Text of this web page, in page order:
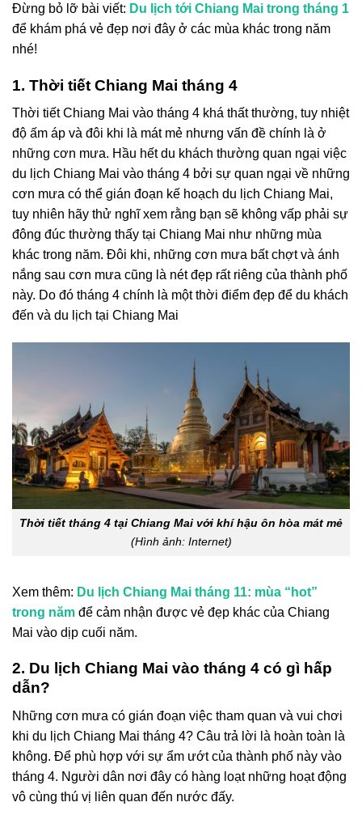
Đừng bỏ lỡ bài viết: Du lịch tới Chiang Mai trong tháng 1
để khám phá vẻ đẹp nơi đây ở các mùa khác trong năm
nhé!
1. Thời tiết Chiang Mai tháng 4
Thời tiết Chiang Mai vào tháng 4 khá thất thường, tuy nhiệt
độ ấm áp và đôi khi là mát mẻ nhưng vấn đề chính là ở
những cơn mưa. Hầu hết du khách thường quan ngại việc
du lịch Chiang Mai vào tháng 4 bởi sự quan ngại về những
cơn mưa có thể gián đoạn kế hoạch du lịch Chiang Mai,
tuy nhiên hãy thử nghĩ xem rằng bạn sẽ không vấp phải sự
đông đúc thường thấy tại Chiang Mai như những mùa
khác trong năm. Đôi khi, những cơn mưa bất chợt và ánh
nắng sau cơn mưa cũng là nét đẹp rất riêng của thành phố
này. Do đó tháng 4 chính là một thời điểm đẹp để du khách
đến và du lịch tại Chiang Mai
Thời tiết tháng 4 tại Chiang Mai với khí hậu ôn hòa mát mẻ
(Hình ảnh: Internet)
Xem thêm: Du lịch Chiang Mai tháng 11: mùa “hot”
trong năm để cảm nhận được vẻ đẹp khác của Chiang
Mai vào dịp cuối năm.
2. Du lịch Chiang Mai vào tháng 4 có gì hấp
dẫn?
Những cơn mưa có gián đoạn việc tham quan và vui chơi
khi du lịch Chiang Mai tháng 4? Câu trả lời là hoàn toàn là
không. Để phù hợp với sự ẩm ướt của thành phố này vào
tháng 4. Người dân nơi đây có hàng loạt những hoạt động
vô cùng thú vị liên quan đến nước đấy.